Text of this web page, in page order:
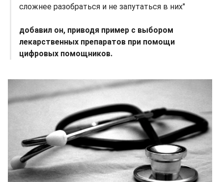
сложнее разобраться и не запутаться в них"
добавил он, приводя пример с выбором
лекарственных препаратов при помощи
цифровых помощников.